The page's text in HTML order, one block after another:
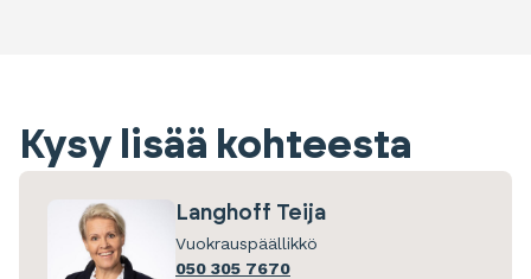
Kysy lisää kohteesta
Langhoff Teija
Vuokrauspäällikkö
050 305 7670